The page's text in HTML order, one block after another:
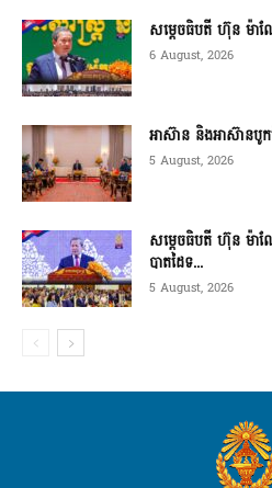
សម្តេចធិបតី ហ៊ុន ម៉ា
6 August, 2026
អាស៊ាន និងអាស៊ានបូកបី
5 August, 2026
សម្ដេចធិបតី ហ៊ុន ម៉ា
បាតដៃទ...
5 August, 2026